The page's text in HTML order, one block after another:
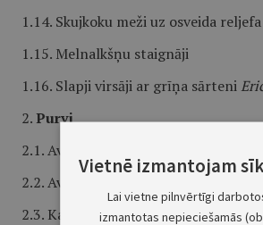
1.14. Skujkoku meži uz osveida
1.15. Melnalkšņu staignāji
1.16. Slapji virsāji ar grīņa sārteni
2. Purvi
2.1. Avoti, kas veido avotkaļķus
2.2. Avoksnāji ap sēravotiem
2.3. Kaļķaini zāļu purvi ar Devela
Vietnē izmantojam
Lai vietne pilnvērtīgi
izmantotas nepieciešamās